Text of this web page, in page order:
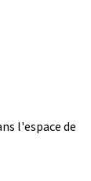
l'espace de